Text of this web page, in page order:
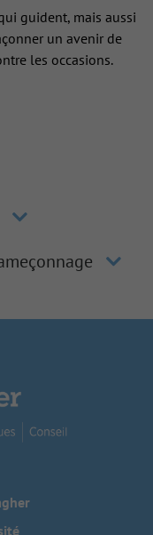
guident, mais aussi
un avenir de
les occasions.